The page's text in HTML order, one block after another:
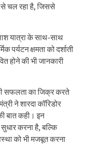
से चल रहा है, जिससे
यात्रा के साथ-साथ
पर्यटन क्षमता को दर्शाती
होने की भी जानकारी
की सफलता का जिक्र करते
ने शारदा कॉरिडोर
बात कही। इन
करना है, बल्कि
को भी मजबूत करना